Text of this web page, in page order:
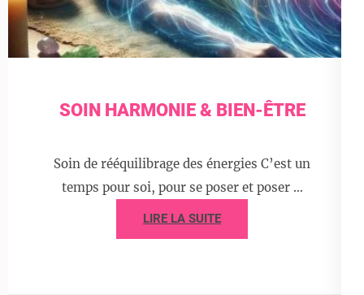
SOIN HARMONIE & BIEN-ÊTRE
Soin de rééquilibrage des énergies C’est un
temps pour soi, pour se poser et poser …
LIRE LA SUITE